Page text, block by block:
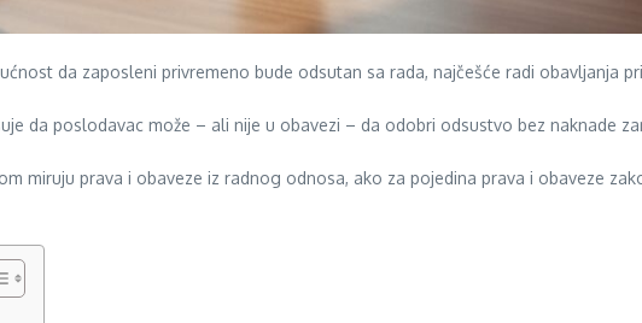
da zaposleni privremeno bude odsutan sa rada, najčešće radi obavljanja
da poslodavac može – ali nije u obavezi – da odobri odsustvo bez naknade
miruju prava i obaveze iz radnog odnosa, ako za pojedina prava i obaveze